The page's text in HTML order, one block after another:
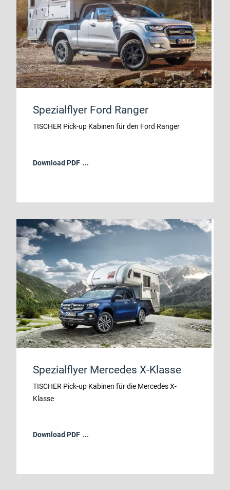
Spezialflyer Ford Ranger
TISCHER Pick-up Kabinen für den Ford Ranger
Download PDF
Spezialflyer Mercedes X-Klasse
TISCHER Pick-up Kabinen für die Mercedes X-
Klasse
Download PDF